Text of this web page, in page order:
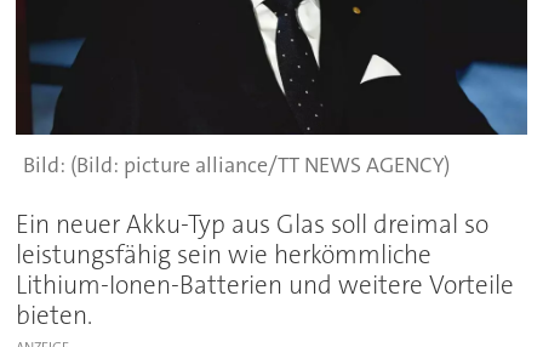
(Bild: picture alliance/TT NEWS AGENCY)
Ein neuer Akku-Typ aus Glas soll dreimal so
leistungsfähig sein wie herkömmliche
Lithium-Ionen-Batterien und weitere Vorteile
bieten.